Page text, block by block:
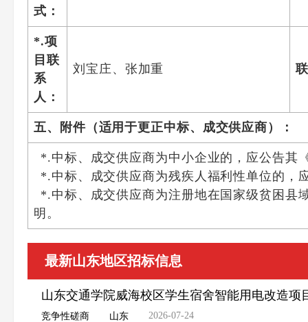
式：
*.项
目联
系
人：
刘宝庄、张加重
五、附件（适用于更正中标、成交供应商）：
*.中标、成交供应商为中小企业的，应公告其
*.中标、成交供应商为残疾人福利性单位的，
*.中标、成交供应商为注册地在国家级贫困县
明。
最新山东地区招标信息
山东交通学院威海校区学生宿舍智能用电改造项
竞争性磋商 山东 2026-07-24